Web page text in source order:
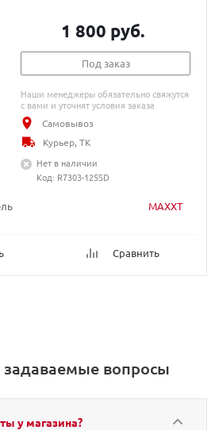
MAXXT
Сравнить
1 800 руб.
Под заказ
Наши менеджеры обязательно свяжутся
с вами и уточнят условия заказа
Самовывоз
Курьер, ТК
Нет в наличии
Код: R7303-125SD
задаваемые вопросы
у магазина?